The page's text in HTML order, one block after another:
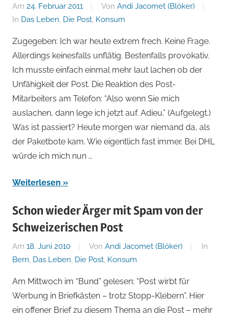
Am 24. Februar 2011 Von Andi Jacomet (Blöker)
In Das Leben, Die Post, Konsum
Zugegeben: Ich war heute extrem frech. Keine Frage.
Allerdings keinesfalls unflätig. Bestenfalls provokativ.
Ich musste einfach einmal mehr laut lachen ob der
Unfähigkeit der Post. Die Reaktion des Post-
Mitarbeiters am Telefon: “Also wenn Sie mich
auslachen, dann lege ich jetzt auf. Adieu.” (Aufgelegt.)
Was ist passiert? Heute morgen war niemand da, als
der Paketbote kam. Wie eigentlich fast immer. Bei DHL
würde ich mich nun …
Weiterlesen
Schon wieder Ärger mit Spam von der
Schweizerischen Post
Am 18. Juni 2010 Von Andi Jacomet (Blöker)
In
Bern, Das Leben, Die Post, Konsum
Am Mittwoch im “Bund” gelesen: “Post wirbt für
Werbung in Briefkästen – trotz Stopp-Klebern”. Hier
ein offener Brief zu diesem Thema an die Post – mehr